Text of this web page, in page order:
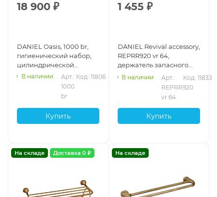
18 900 ₽
DANIEL Oasis, 1000 br,
гигиенический набор,
цилиндрической
формы, бронза 63
В наличии
Арт.:
1000
br
Код: 11806
Купить
1 455 ₽
DANIEL Revival accessory,
REРRR920 vr 64,
держатель запасного
рулона туалетной
бумаги, подвесной, цвет
В наличии
Арт.:
REРRR920
vr 64
Код: 11833
Купить
На складе Доставка 0 ₽ На складе